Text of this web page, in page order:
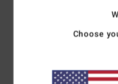
T-shirt manches
Choose